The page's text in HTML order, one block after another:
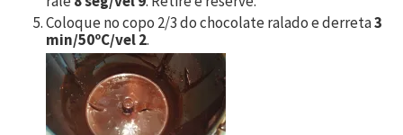
Coloque no copo 2/3 do chocolate ralado e derreta3
min/50ºC/vel 2.